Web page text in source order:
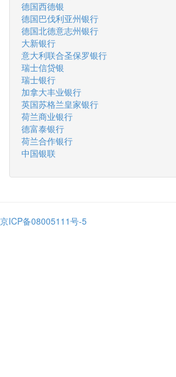
德国西德银
德国巴伐利亚州银行
德国北德意志州银行
大新银行
意大利联合圣保罗银行
瑞士信贷银
瑞士银行
加拿大丰业银行
英国苏格兰皇家银行
荷兰商业银行
德富泰银行
荷兰合作银行
中国银联
京ICP备08005111号-5